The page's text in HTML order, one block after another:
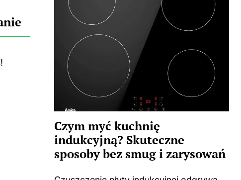
Czym myć kuchnię
indukcyjną? Skuteczne
sposoby bez smug i zarysowań